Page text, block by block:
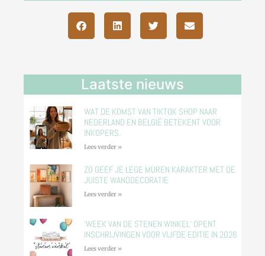
Laatste nieuws
WAT DE KOMST VAN TIKTOK SHOP NAAR
NEDERLAND EN BELGIË BETEKENT VOOR
INKOPERS.
Lees verder »
ZO GEEF JE LEGE MUREN KARAKTER MET DE
JUISTE WANDDECORATIE
Lees verder »
‘WEEK VAN DE STENEN WINKEL’ OPENT
INSCHRIJVINGEN VOOR VIJFDE EDITIE IN 2026
Lees verder »